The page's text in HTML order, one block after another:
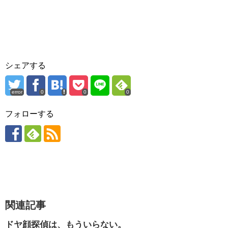
シェアする
error 0 0 0
フォローする
関連記事
ドヤ顔探偵は、もういらない。